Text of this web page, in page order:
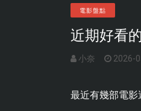
電影盤點
近期好看
小奈 2026-
最近有幾部電影